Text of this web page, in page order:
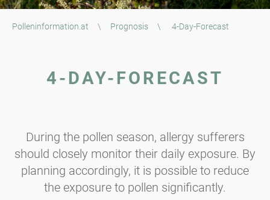
Polleninformation.at \ Prognosis \ 4-Day-Forecast
4-DAY-FORECAST
During the pollen season, allergy sufferers
should closely monitor their daily exposure. By
planning accordingly, it is possible to reduce
the exposure to pollen significantly.